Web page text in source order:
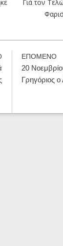
Γιά τον
ΕΠΟΜΕΝΟ
20
Γρηγόριος ο